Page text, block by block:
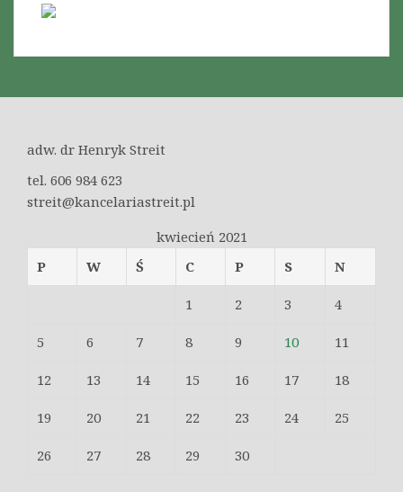
adw. dr Henryk Streit
tel. 606 984 623
streit@kancelariastreit.pl
kwiecień 2021
P
W Ś C P S N
1 2 3 4
5 6 7 8 9 10 11
12 13 14 15 16 17 18
19 20 21 22 23 24 25
26 27 28 29 30